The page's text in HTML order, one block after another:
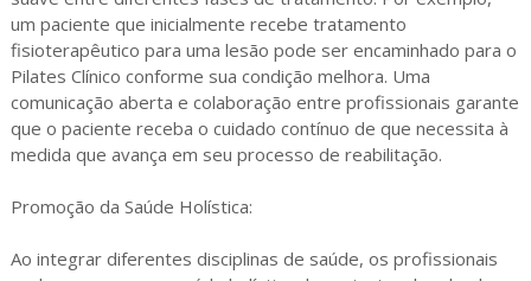
um paciente que inicialmente recebe tratamento
fisioterapêutico para uma lesão pode ser encaminhado para o
Pilates Clínico conforme sua condição melhora. Uma
comunicação aberta e colaboração entre profissionais garante
que o paciente receba o cuidado contínuo de que necessita à
medida que avança em seu processo de reabilitação.
Promoção da Saúde Holística:
Ao integrar diferentes disciplinas de saúde, os profissionais